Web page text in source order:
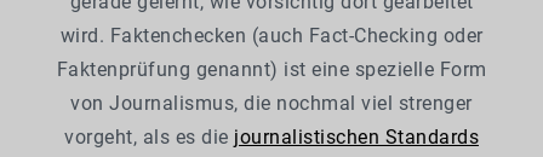
wird. Faktenchecken (auch Fact-Checking oder
Faktenprüfung genannt) ist eine spezielle Form
von Journalismus, die nochmal viel strenger
vorgeht, als es die journalistischen Standards